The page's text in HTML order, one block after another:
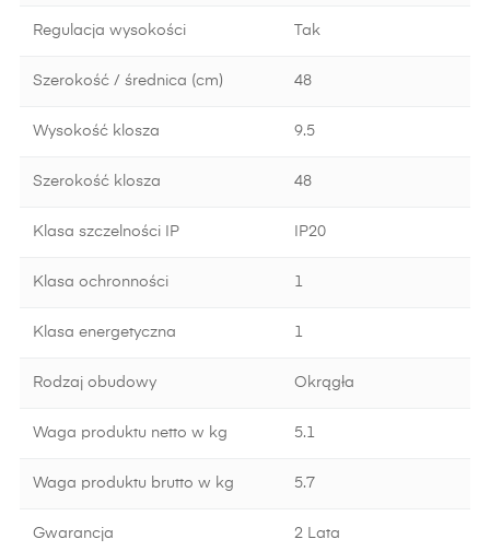
Regulacja wysokości Tak
Szerokość / średnica (cm) 48
Wysokość klosza 9.5
Szerokość klosza 48
Klasa szczelności IP IP20
Klasa ochronności 1
Klasa energetyczna 1
Rodzaj obudowy Okrągła
Waga produktu netto w kg 5.1
Waga produktu brutto w kg 5.7
Gwarancja 2 Lata